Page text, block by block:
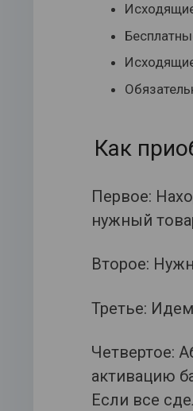
Как
Первое:
нужный
Второе:
Третье:
Четвертое:
активацию
Если все